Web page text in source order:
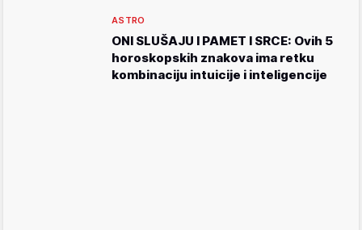
ASTRO
ONI SLUŠAJU I PAMET I SRCE: Ovih 5
horoskopskih znakova ima retku
kombinaciju intuicije i inteligencije